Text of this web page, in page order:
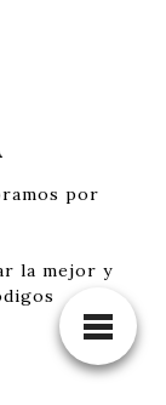
por
la mejor y